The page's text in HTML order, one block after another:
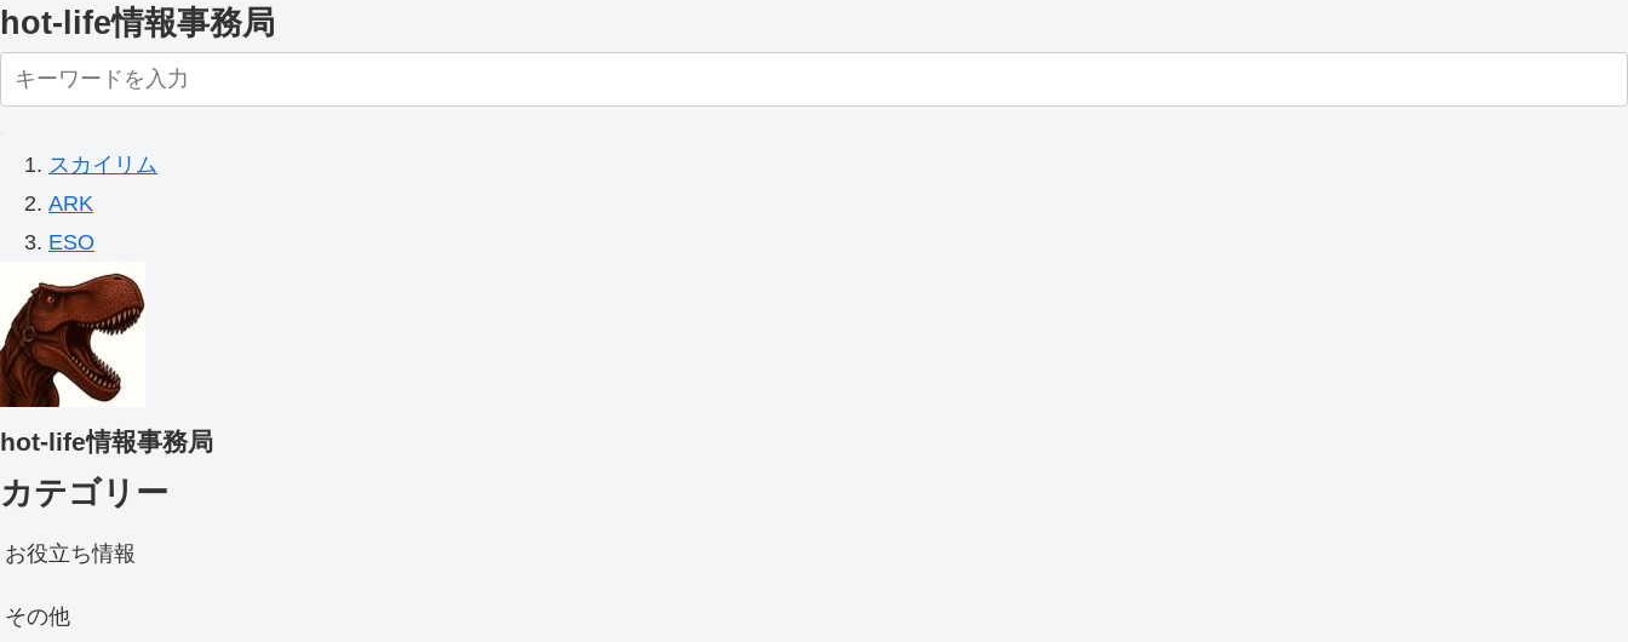
hot-life情報事務局
スカイリム
ARK
ESO
hot-life情報事務局
カテゴリー
お役立ち情報
その他